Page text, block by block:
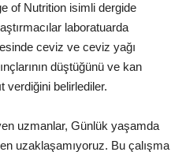
of Nutrition isimli dergide
laboratuarda
ceviz ve ceviz yağı
düştüğünü ve kan
verdiğini belirlediler.
uzmanlar, Günlük yaşamda
uzaklaşamıyoruz. Bu çalışma